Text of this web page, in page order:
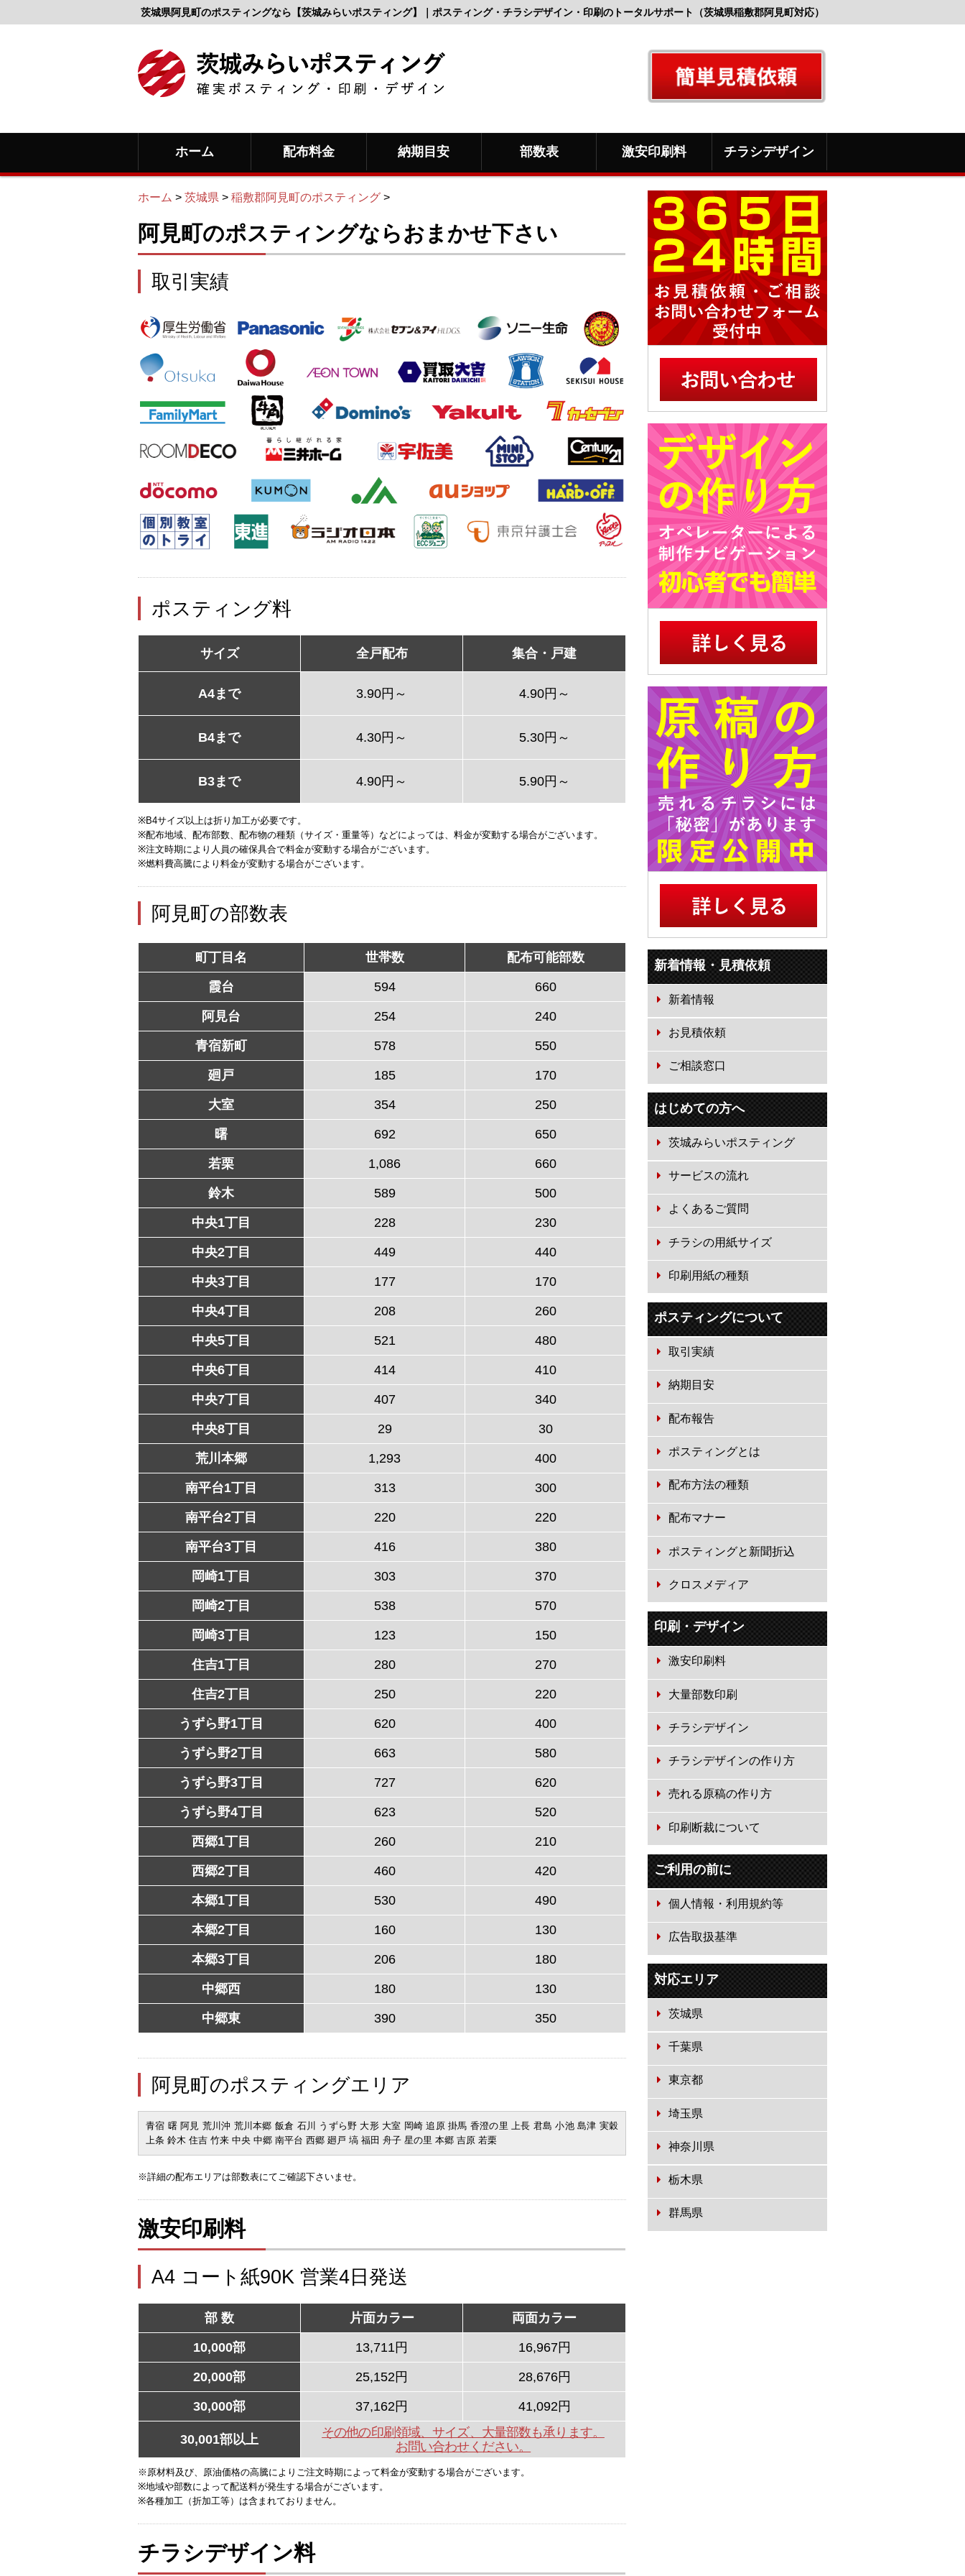
茨城県阿見町のポスティングなら【茨城みらいポスティング】｜ポスティング・チラシデザイン・印刷のトータルサポート（茨城県稲敷郡阿見町対応）
ホーム 配布料金 納期目安 部数表 激安印刷料 チラシデザイン
ホーム > 茨城県 > 稲敷郡阿見町のポスティング >
阿見町のポスティングならおまかせ下さい
取引実績
ポスティング料
サイズ 全戸配布 集合・戸建
A4まで 3.90円～ 4.90円～
B4まで 4.30円～ 5.30円～
B3まで 4.90円～ 5.90円～
※B4サイズ以上は折り加工が必要です。
※配布地域、配布部数、配布物の種類（サイズ・重量等）などによっては、料金が変動する場合がございます。
※注文時期により人員の確保具合で料金が変動する場合がございます。
※燃料費高騰により料金が変動する場合がございます。
阿見町の部数表
町丁目名 世帯数 配布可能部数
霞台 594 660
阿見台 254 240
青宿新町 578 550
廻戸 185 170
大室 354 250
曙 692 650
若栗 1,086 660
鈴木 589 500
中央1丁目 228 230
中央2丁目 449 440
中央3丁目 177 170
中央4丁目 208 260
中央5丁目 521 480
中央6丁目 414 410
中央7丁目 407 340
中央8丁目 29 30
荒川本郷 1,293 400
南平台1丁目 313 300
南平台2丁目 220 220
南平台3丁目 416 380
岡崎1丁目 303 370
岡崎2丁目 538 570
岡崎3丁目 123 150
住吉1丁目 280 270
住吉2丁目 250 220
うずら野1丁目 620 400
うずら野2丁目 663 580
うずら野3丁目 727 620
うずら野4丁目 623 520
西郷1丁目 260 210
西郷2丁目 460 420
本郷1丁目 530 490
本郷2丁目 160 130
本郷3丁目 206 180
中郷西 180 130
中郷東 390 350
阿見町のポスティングエリア
青宿 曙 阿見 荒川沖 荒川本郷 飯倉 石川 うずら野 大形 大室 岡崎 追原 掛馬 香澄の里 上長 君島 小池 島津 実穀
上条 鈴木 住吉 竹来 中央 中郷 南平台 西郷 廻戸 塙 福田 舟子 星の里 本郷 吉原 若栗
※詳細の配布エリアは部数表にてご確認下さいませ。
激安印刷料
A4 コート紙90K 営業4日発送
部 数 片面カラー 両面カラー
10,000部 13,711円 16,967円
20,000部 25,152円 28,676円
30,000部 37,162円 41,092円
30,001部以上
その他の印刷領域、サイズ、大量部数も承ります。
お問い合わせください。
※原材料及び、原油価格の高騰によりご注文時期によって料金が変動する場合がございます。
※地域や部数によって配送料が発生する場合がございます。
※各種加工（折加工等）は含まれておりません。
チラシデザイン料
新着情報・見積依頼
新着情報
お見積依頼
ご相談窓口
はじめての方へ
茨城みらいポスティング
サービスの流れ
よくあるご質問
チラシの用紙サイズ
印刷用紙の種類
ポスティングについて
取引実績
納期目安
配布報告
ポスティングとは
配布方法の種類
配布マナー
ポスティングと新聞折込
クロスメディア
印刷・デザイン
激安印刷料
大量部数印刷
チラシデザイン
チラシデザインの作り方
売れる原稿の作り方
印刷断裁について
ご利用の前に
個人情報・利用規約等
広告取扱基準
対応エリア
茨城県
千葉県
東京都
埼玉県
神奈川県
栃木県
群馬県